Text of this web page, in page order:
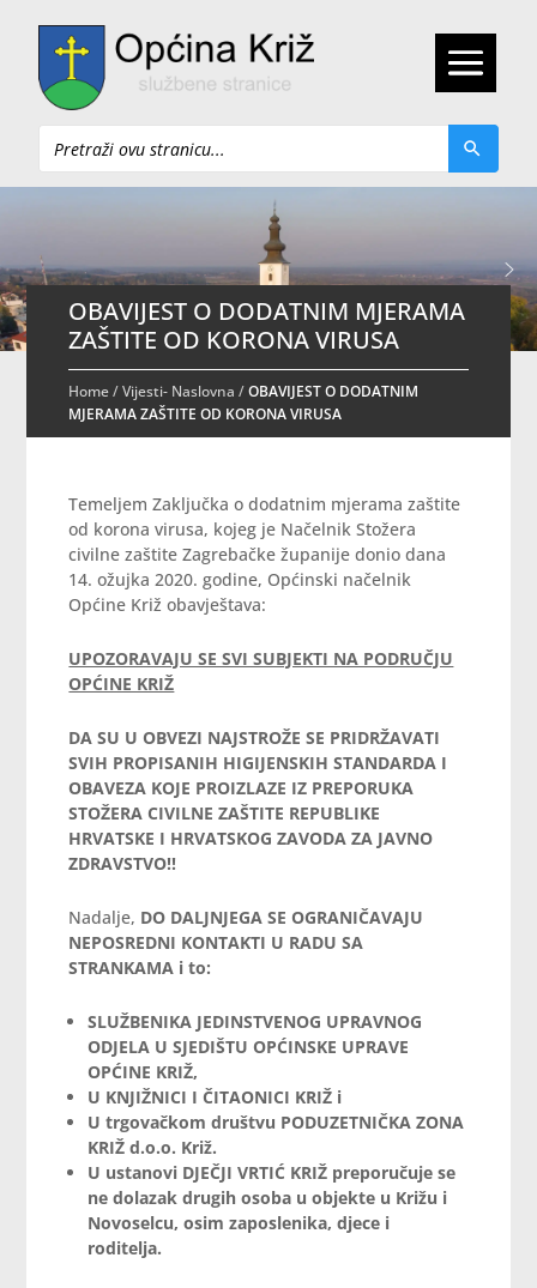
Pretraži
OBAVIJEST O DODATNIM MJERAMA
ZAŠTITE OD KORONA VIRUSA
Home/Vijesti- Naslovna /OBAVIJEST O DODATNIM
MJERAMA ZAŠTITE OD KORONA VIRUSA
Temeljem Zaključka o dodatnim mjerama zaštite
od korona virusa, kojeg je Načelnik Stožera
civilne zaštite Zagrebačke županije donio dana
14. ožujka 2020. godine, Općinski načelnik
Općine Križ obavještava:
UPOZORAVAJU SE SVI SUBJEKTI NA PODRUČJU
OPĆINE KRIŽ
DA SU U OBVEZI NAJSTROŽE SE PRIDRŽAVATI
SVIH PROPISANIH HIGIJENSKIH STANDARDA I
OBAVEZA KOJE PROIZLAZE IZ PREPORUKA
STOŽERA CIVILNE ZAŠTITE REPUBLIKE
HRVATSKE I HRVATSKOG ZAVODA ZA JAVNO
ZDRAVSTVO!!
Nadalje, DO DALJNJEGA SE OGRANIČAVAJU
NEPOSREDNI KONTAKTI U RADU SA
STRANKAMA i to:
SLUŽBENIKA JEDINSTVENOG UPRAVNOG
ODJELA U SJEDIŠTU OPĆINSKE UPRAVE
OPĆINE KRIŽ,
U KNJIŽNICI I ČITAONICI KRIŽ i
U trgovačkom društvu PODUZETNIČKA ZONA
KRIŽ d.o.o. Križ.
U ustanovi DJEČJI VRTIĆ KRIŽ preporučuje se
ne dolazak drugih osoba u objekte u Križu i
Novoselcu, osim zaposlenika, djece i
roditelja.